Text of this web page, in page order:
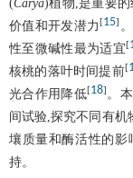
(Carya)植物,是重要
价值和开发潜力[15]
性至微碱性最为适宜[
核桃的落叶时间提前[
光合作用降低[18] 。
间试验,探究不同有机
壤质量和酶活性的影
持。